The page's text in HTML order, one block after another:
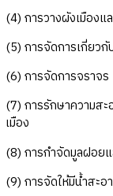
(4) การวางผังเมืองแ
(5) การจัดการเกี่ยว
(6) การจัดการจราจร
(7) การรักษาความสะ
เมือง
(8) การกำจัดมูลฝอย
(9) การจัดให้มีน้ำสะอ